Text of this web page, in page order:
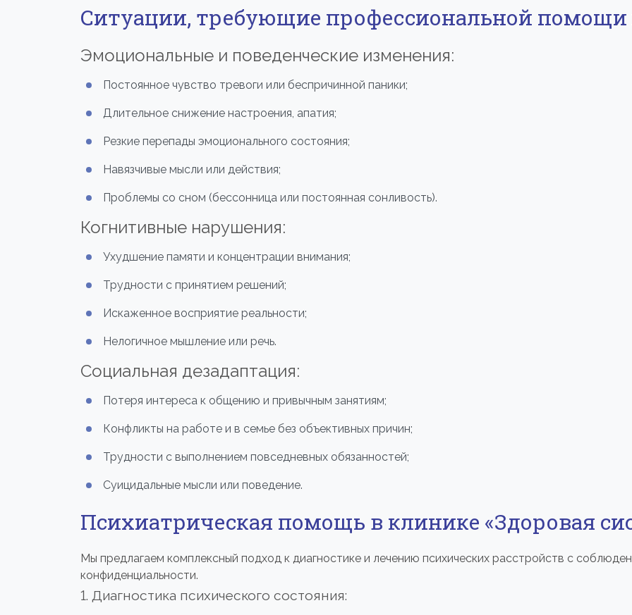
Ситуации, требующие профессиональной помощи
Эмоциональные и поведенческие изменения:
Постоянное чувство тревоги или беспричинной паники;
Длительное снижение настроения, апатия;
Резкие перепады эмоционального состояния;
Навязчивые мысли или действия;
Проблемы со сном (бессонница или постоянная сонливость).
Когнитивные нарушения:
Ухудшение памяти и концентрации внимания;
Трудности с принятием решений;
Искаженное восприятие реальности;
Нелогичное мышление или речь.
Социальная дезадаптация:
Потеря интереса к общению и привычным занятиям;
Конфликты на работе и в семье без объективных причин;
Трудности с выполнением повседневных обязанностей;
Суицидальные мысли или поведение.
Психиатрическая помощь в клинике «Здоровая
Мы предлагаем комплексный подход к диагностике и лечению психических расстройств с
конфиденциальности.
1. Диагностика психического состояния: